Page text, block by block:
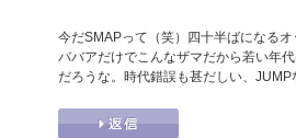
今だSMAPって（笑）四十半ばになる
ババアだけでこんなザマだから若い年
だろうな。時代錯誤も甚だしい、JUMP